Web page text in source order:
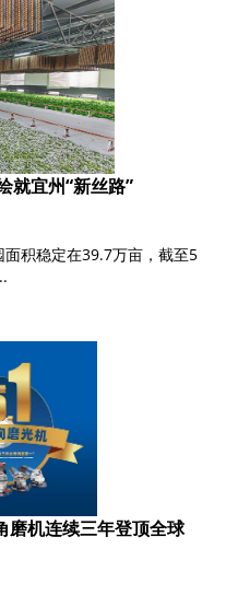
就宜州“新丝路”
积稳定在39.7万亩，截至5
磨机连续三年登顶全球